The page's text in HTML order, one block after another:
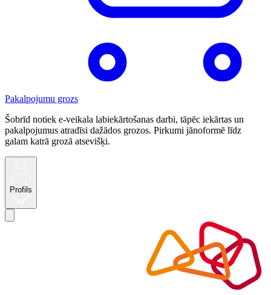
Pakalpojumu grozs
Šobrīd notiek e-veikala labiekārtošanas darbi, tāpēc iekārtas un
pakalpojumus atradīsi dažādos grozos. Pirkumi jānoformē līdz
galam katrā grozā atsevišķi.
Profils